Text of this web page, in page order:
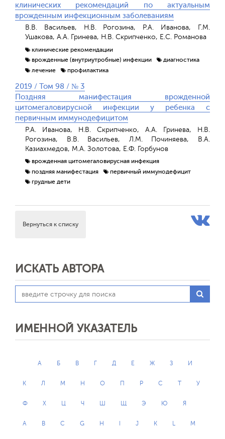
клинических рекомендаций по актуальным
врожденным инфекционным заболеваниям
В.В. Васильев, Н.В. Рогозина, Р.А. Иванова, Г.М.
Ушакова, А.А. Гринева, Н.В. Скрипченко, Е.С. Романова
клинические рекомендации
врожденные (внутриутробные) инфекции
диагностика
лечение
профилактика
2019 / Том 98 / № 3
Поздняя манифестация врожденной
цитомегаловирусной инфекции у ребенка с
первичным иммунодефицитом
Р.А. Иванова, Н.В. Скрипченко, А.А. Гринева, Н.В.
Рогозина, В.В. Васильев, Л.М. Починяева, В.А.
Казиахмедов, М.А. Золотова, Е.Ф. Горбунов
врожденная цитомегаловирусная инфекция
поздняя манифестация
первичный иммунодефицит
грудные дети
Вернуться к списку
ИСКАТЬ АВТОРА
ИМЕННОЙ УКАЗАТЕЛЬ
А Б В Г Д Е Ж З И
К Л М Н О П Р С Т У
Ф Х Ц Ч Ш Щ Э Ю Я
A B C G H J K L M